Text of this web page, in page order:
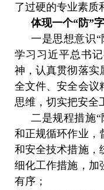
了过硬的专业素质
体现一个“防”字
一是思想意识
学习习近平总书
神，认真贯彻落实
全文件、安全会议
思维，切实把安全
二是规程措施
和正规循环作业，
和安全技术措施，
细化工作措施，加
有序；